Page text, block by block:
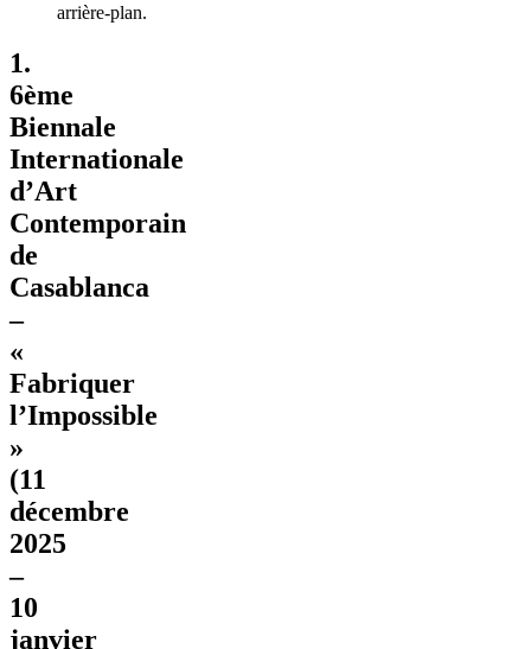
1.
6ème
Biennale
Internationale
d’Art
Contemporain
de
Casablanca
–
«
Fabriquer
l’Impossible
»
(11
décembre
2025
–
10
janvier